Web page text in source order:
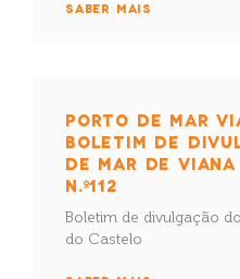
SABER MAIS
PORTO DE MAR
BOLETIM DE
DE MAR DE
N.º112
Boletim de divulgação
do Castelo